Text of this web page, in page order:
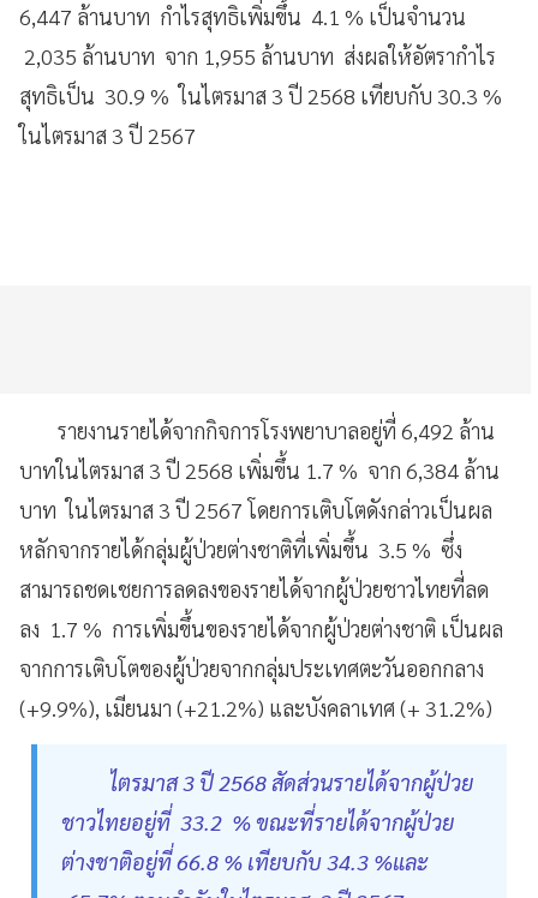
6,447 ล้านบาท กำไรสุทธิเพิ่มขึ้น 4.1 % เป็นจำนวน
2,035 ล้านบาท จาก 1,955 ล้านบาท ส่งผลให้อัตรากำไร
สุทธิเป็น 30.9 % ในไตรมาส 3 ปี 2568 เทียบกับ 30.3 %
ในไตรมาส 3 ปี 2567
รายงานรายได้จากกิจการโรงพยาบาลอยู่ที่ 6,492 ล้าน
บาทในไตรมาส 3 ปี 2568 เพิ่มขึ้น 1.7 % จาก 6,384 ล้าน
บาท ในไตรมาส 3 ปี 2567 โดยการเติบโตดังกล่าวเป็นผล
หลักจากรายได้กลุ่มผู้ป่วยต่างชาติที่เพิ่มขึ้น 3.5 % ซึ่ง
สามารถชดเชยการลดลงของรายได้จากผู้ป่วยชาวไทยที่ลด
ลง 1.7 % การเพิ่มขึ้นของรายได้จากผู้ป่วยต่างชาติ เป็นผล
จากการเติบโตของผู้ป่วยจากกลุ่มประเทศตะวันออกกลาง
(+9.9%), เมียนมา (+21.2%) และบังคลาเทศ (+ 31.2%)
ไตรมาส 3 ปี 2568 สัดส่วนรายได้จากผู้ป่วย
ชาวไทยอยู่ที่ 33.2 % ขณะที่รายได้จากผู้ป่วย
ต่างชาติอยู่ที่ 66.8 % เทียบกับ 34.3 %และ